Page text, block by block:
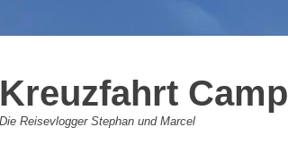
Kreuzfahrt
Die Reisevlogger Stephan und Marcel